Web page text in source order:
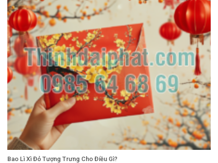
Bao Lì Xì Đỏ Tượng Trưng Cho Điều Gì?